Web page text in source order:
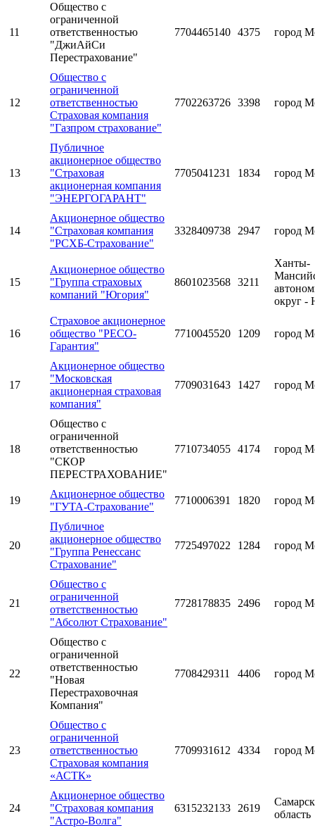
11
Общество с
ограниченной
ответственностью
"ДжиАйСи
Перестрахование"
7704465140 4375 город
12
Общество с
ограниченной
ответственностью
Страховая компания
"Газпром страхование"
7702263726 3398 город
13
Публичное
акционерное общество
"Страховая
акционерная компания
"ЭНЕРГОГАРАНТ"
7705041231 1834 город
14
Акционерное общество
"Страховая компания
"РСХБ-Страхование"
3328409738 2947 город
15
Акционерное общество
"Группа страховых
компаний "Югория"
8601023568 3211
Ханты-
округ -
16
Страховое акционерное
общество "РЕСО-
Гарантия"
7710045520 1209 город
17
Акционерное общество
"Московская
акционерная страховая
компания"
7709031643 1427 город
18
Общество с
ограниченной
ответственностью
"СКОР
ПЕРЕСТРАХОВАНИЕ"
7710734055 4174 город
19
Акционерное общество
"ГУТА-Страхование"
7710006391 1820 город
20
Публичное
акционерное общество
"Группа Ренессанс
Страхование"
7725497022 1284 город
21
Общество с
ограниченной
ответственностью
"Абсолют Страхование"
7728178835 2496 город
22
Общество с
ограниченной
ответственностью
"Новая
Перестраховочная
Компания"
7708429311 4406 город
23
Общество с
ограниченной
ответственностью
Страховая компания
«АСТК»
7709931612 4334 город
24
Акционерное общество
"Страховая компания
"Астро-Волга"
6315232133 2619
область